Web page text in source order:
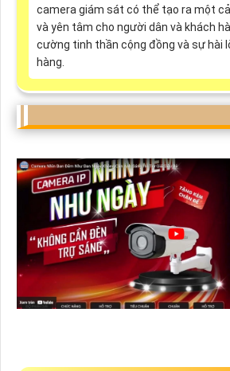
camera giám sát có thể tạo ra một
và yên tâm cho người dân và khách
cường tinh thần cộng đồng và sự hài
hàng.